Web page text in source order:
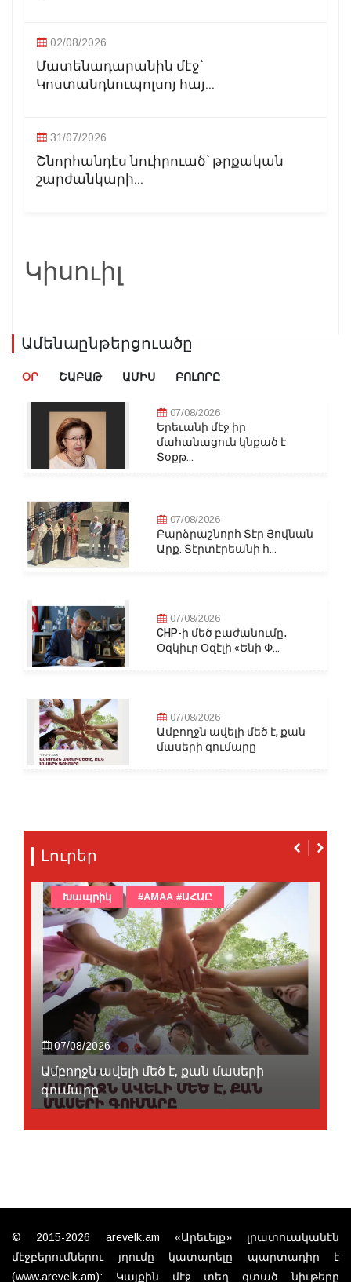
02/08/2026
Մատենադարանին մէջ՝
Կոստանդնուպոլսոյ հայ...
31/07/2026
Շնորհանդէս նուիրուած՝ թրքական
շարժանկարի...
Կիսուիլ
Ամենաընթերցուածը
ՕՐ ՇԱԲԱԹ ԱՄԻՍ ԲՈԼՈՐԸ
07/08/2026
Երեւանի մէջ իր
մահանացուն կնքած է
Տօքթ...
07/08/2026
Բարձրաշնորհ Տէր Յովնան
Արք. Տէրտէրեանի հ...
07/08/2026
CHP-ի մեծ բաժանումը․
Օզկիւր Օզէլի «Ենի Փ...
07/08/2026
Ամբողջն ավելի մեծ է, քան
մասերի գումարը
Լուրեր
07/08/2026
Ամբողջն ավելի մեծ է, քան մասերի
գումարը
Խապրիկ #AMAA #ԱՀԱԸ
© 2015-2026 arevelk.am «Արեւելք» լրատուականէն
մէջբերումներու յղումը կատարելը պարտադիր է
(www.arevelk.am): Կայքին մէջ տեղ գտած նիւթերը